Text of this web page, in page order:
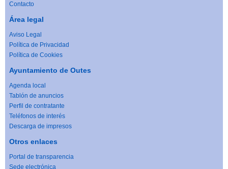
Contacto
Área legal
Aviso Legal
Política de Privacidad
Política de Cookies
Ayuntamiento de Outes
Agenda local
Tablón de anuncios
Perfil de contratante
Teléfonos de interés
Descarga de impresos
Otros enlaces
Portal de transparencia
Sede electrónica